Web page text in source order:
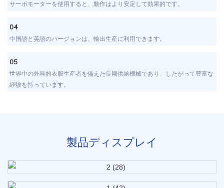
サーボモーターを使用すると、動作はより安定して効果的です。
04
中国語と英語のバージョンは、輸出生産に利用できます。
05
世界中の外科的衣服生産者を備えた長期供給機械であり、したがって豊富な
経験を持っています。
製品ディスプレイ